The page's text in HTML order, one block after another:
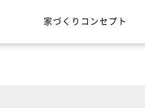
家づくりコンセプト